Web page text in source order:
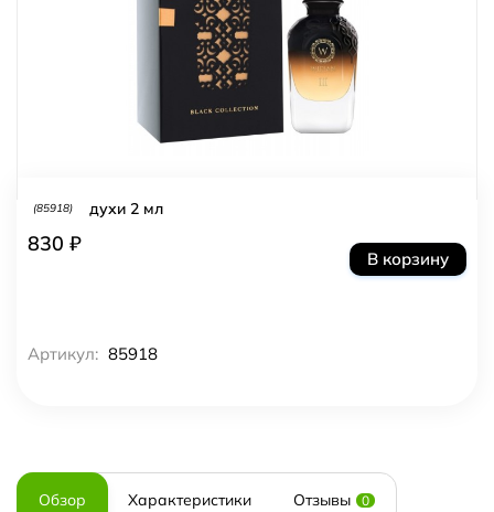
(85918) духи 2 мл
830 ₽
В корзину
Артикул: 85918
Обзор Характеристики Отзывы 0